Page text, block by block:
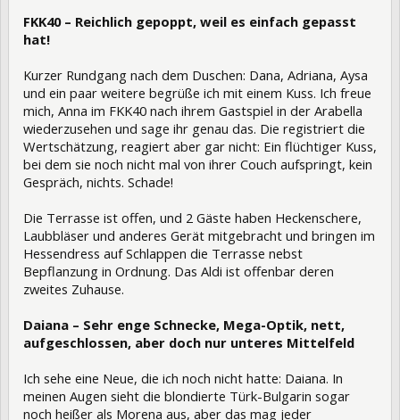
FKK40 – Reichlich gepoppt, weil es einfach gepasst
hat!
Kurzer Rundgang nach dem Duschen: Dana, Adriana, Aysa
und ein paar weitere begrüße ich mit einem Kuss. Ich freue
mich, Anna im FKK40 nach ihrem Gastspiel in der Arabella
wiederzusehen und sage ihr genau das. Die registriert die
Wertschätzung, reagiert aber gar nicht: Ein flüchtiger Kuss,
bei dem sie noch nicht mal von ihrer Couch aufspringt, kein
Gespräch, nichts. Schade!
Die Terrasse ist offen, und 2 Gäste haben Heckenschere,
Laubbläser und anderes Gerät mitgebracht und bringen im
Hessendress auf Schlappen die Terrasse nebst
Bepflanzung in Ordnung. Das Aldi ist offenbar deren
zweites Zuhause.
Daiana – Sehr enge Schnecke, Mega-Optik, nett,
aufgeschlossen, aber doch nur unteres Mittelfeld
Ich sehe eine Neue, die ich noch nicht hatte: Daiana. In
meinen Augen sieht die blondierte Türk-Bulgarin sogar
noch heißer als Morena aus, aber das mag jeder